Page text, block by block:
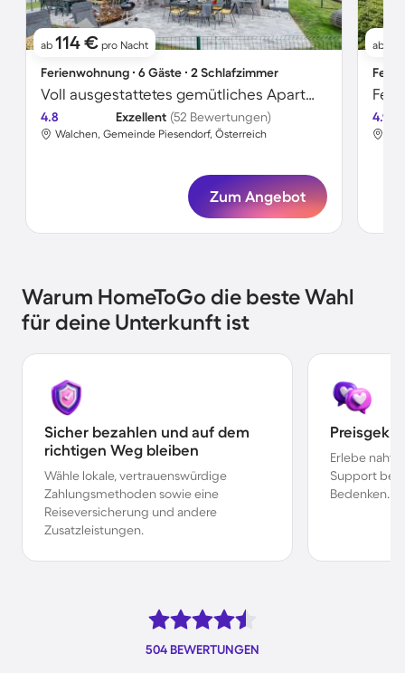
ab 114 € pro Nacht
Ferienwohnung ∙ 6 Gäste ∙ 2 Schlafzimmer
Voll ausgestattetes gemütliches Apartment mit Sauna, Garten und Grill | Bergblick
4.8 Exzellent (52 Bewertungen)
Walchen, Gemeinde Piesendorf, Österreich
Zum Angebot
ab
4.9
Warum HomeToGo die beste Wahl
für deine Unterkunft ist
Sicher bezahlen und auf dem
richtigen Weg bleiben
Wähle lokale, vertrauenswürdige
Zahlungsmethoden sowie eine
Reiseversicherung und andere
Zusatzleistungen.
Erlebe
Support bei
Bedenken.
504 BEWERTUNGEN